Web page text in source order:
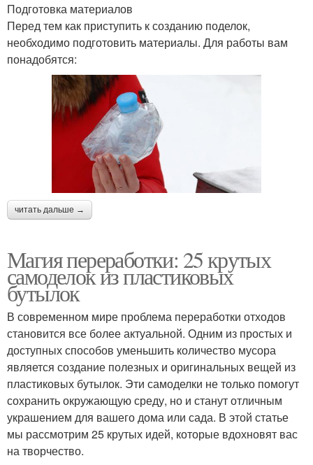
Подготовка материалов
Перед тем как приступить к созданию поделок,
необходимо подготовить материалы. Для работы вам
понадобятся:
читать дальше →
Магия переработки: 25 крутых
самоделок из пластиковых
бутылок
В современном мире проблема переработки отходов
становится все более актуальной. Одним из простых и
доступных способов уменьшить количество мусора
является создание полезных и оригинальных вещей из
пластиковых бутылок. Эти самоделки не только помогут
сохранить окружающую среду, но и станут отличным
украшением для вашего дома или сада. В этой статье
мы рассмотрим 25 крутых идей, которые вдохновят вас
на творчество.